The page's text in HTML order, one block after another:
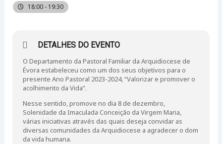
18:00 - 19:30
DETALHES DO EVENTO
O Departamento da Pastoral Familiar da Arquidiocese de
Évora estabeleceu como um dos seus objetivos para o
presente Ano Pastoral 2023-2024, “Valorizar e promover o
acolhimento da Vida”.
Nesse sentido, promove no dia 8 de dezembro,
Solenidade da Imaculada Conceição da Virgem Maria,
várias iniciativas através das quais deseja convidar as
diversas comunidades da Arquidiocese a agradecer o dom
da vida humana.